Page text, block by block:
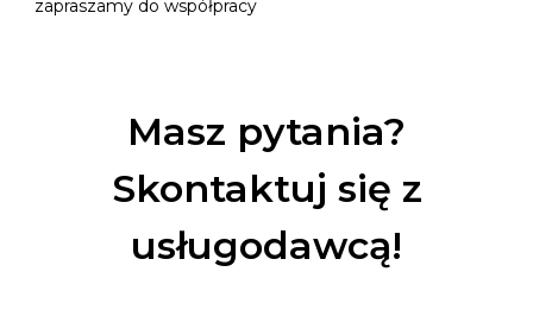
zapraszamy do współpracy
Masz pytania?
Skontaktuj się z
usługodawcą!